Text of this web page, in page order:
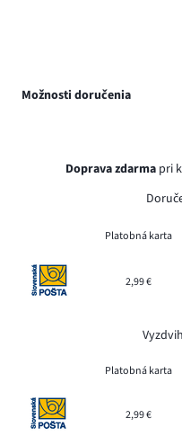
Možnosti doručenia
Doprava zdarma pri
Platobná karta
2,99 €
Platobná karta
2,99 €